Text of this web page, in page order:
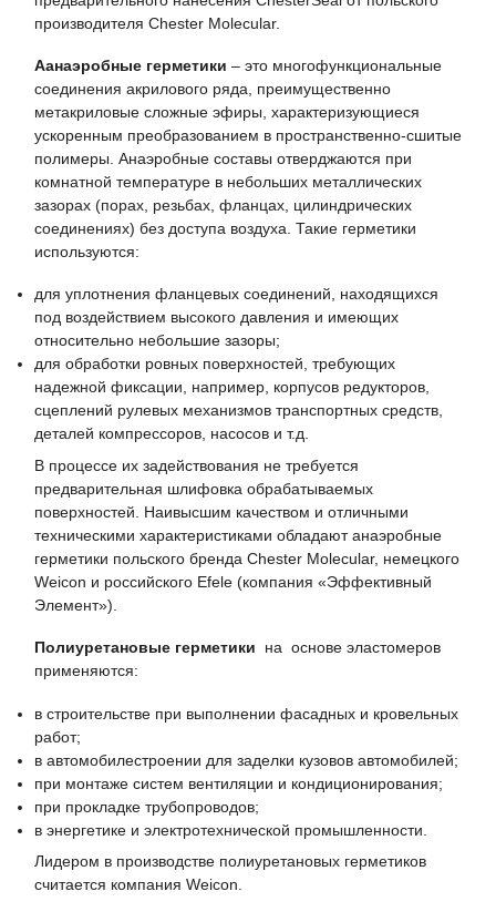
производителя Chester Molecular.
Аанаэробные герметики – это многофункциональные
соединения акрилового ряда, преимущественно
метакриловые сложные эфиры, характеризующиеся
ускоренным преобразованием в пространственно-сшитые
полимеры. Анаэробные составы отверджаются при
комнатной температуре в небольших металлических
зазорах (порах, резьбах, фланцах, цилиндрических
соединениях) без доступа воздуха. Такие герметики
используются:
для уплотнения фланцевых соединений, находящихся
под воздействием высокого давления и имеющих
относительно небольшие зазоры;
для обработки ровных поверхностей, требующих
надежной фиксации, например, корпусов редукторов,
сцеплений рулевых механизмов транспортных средств,
деталей компрессоров, насосов и т.д.
В процессе их задействования не требуется
предварительная шлифовка обрабатываемых
поверхностей. Наивысшим качеством и отличными
техническими характеристиками обладают анаэробные
герметики польского бренда Chester Molecular, немецкого
Weicon и российского Efele (компания «Эффективный
Элемент»).
Полиуретановые герметики на основе эластомеров
применяются:
в строительстве при выполнении фасадных и кровельных
работ;
в автомобилестроении для заделки кузовов автомобилей;
при монтаже систем вентиляции и кондиционирования;
при прокладке трубопроводов;
в энергетике и электротехнической промышленности.
Лидером в производстве полиуретановых герметиков
считается компания Weicon.